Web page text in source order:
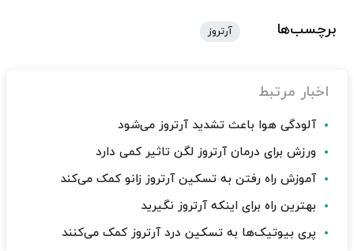
برچسب‌ها آرتروز
اخبار مرتبط
آلودگی هوا باعث تشدید آرتروز می‌شود
ورزش برای درمان آرتروز لگن تاثیر کمی دارد
آموزش راه رفتن به تسکین آرتروز زانو کمک می‌کند
بهترین راه برای اینکه آرتروز نگیرید
پری بیوتیک‌ها به تسکین درد آرتروز کمک می‌کنند